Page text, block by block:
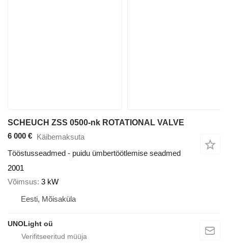
SCHEUCH ZSS 0500-nk ROTATIONAL VALVE
6 000 € Käibemaksuta
Tööstusseadmed - puidu ümbertöötlemise seadmed
2001
Võimsus 3 kW
Eesti, Mõisaküla
UNOLight oü